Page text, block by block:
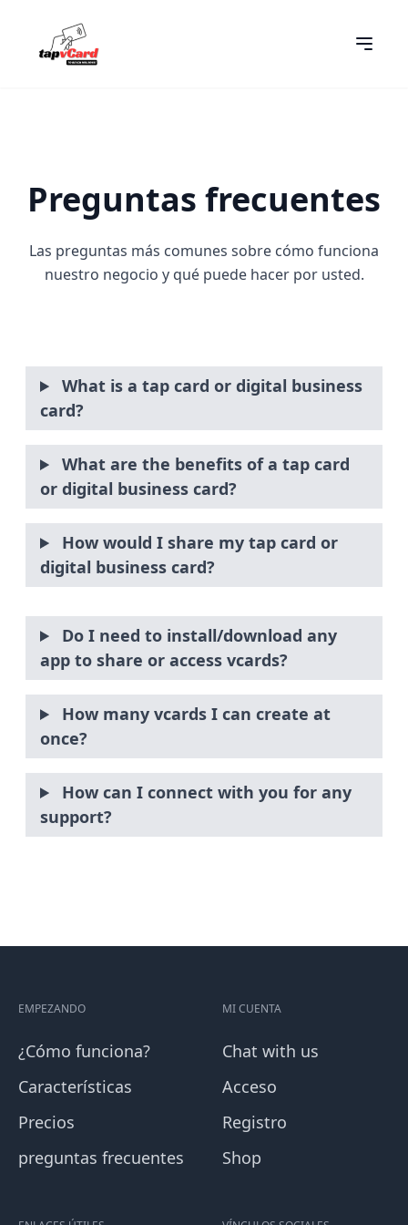
Preguntas frecuentes
Las preguntas más comunes sobre cómo funciona
nuestro negocio y qué puede hacer por usted.
What is a tap card or digital business
card?
What are the benefits of a tap card
or digital business card?
How would I share my tap card or
digital business card?
Do I need to install/download any
app to share or access vcards?
How many vcards I can create at
once?
How can I connect with you for any
support?
EMPEZANDO
¿Cómo funciona?
Características
Precios
preguntas frecuentes
MI CUENTA
Chat with us
Acceso
Registro
Shop